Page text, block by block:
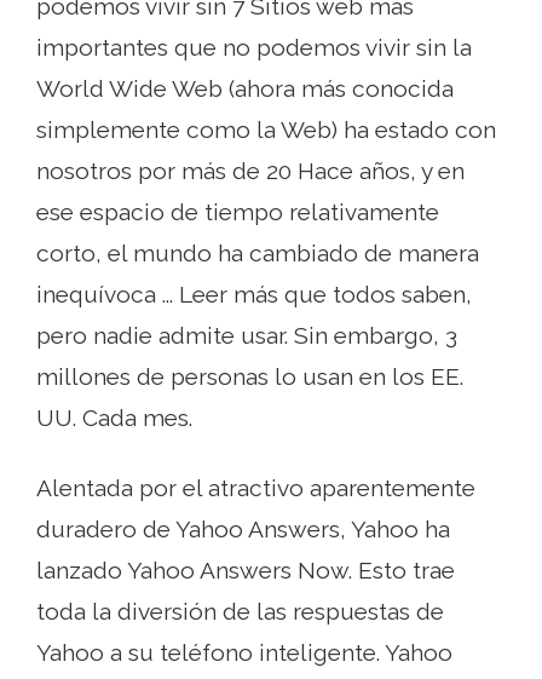
podemos vivir sin 7 Sitios web más
importantes que no podemos vivir sin la
World Wide Web (ahora más conocida
simplemente como la Web) ha estado con
nosotros por más de 20 Hace años, y en
ese espacio de tiempo relativamente
corto, el mundo ha cambiado de manera
inequívoca ... Leer más que todos saben,
pero nadie admite usar. Sin embargo, 3
millones de personas lo usan en los EE.
UU. Cada mes.
Alentada por el atractivo aparentemente
duradero de Yahoo Answers, Yahoo ha
lanzado Yahoo Answers Now. Esto trae
toda la diversión de las respuestas de
Yahoo a su teléfono inteligente. Yahoo